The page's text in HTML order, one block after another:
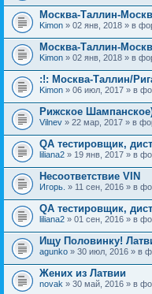
Москва-Таллин-
Kimon » 02 янв, 2018 » в
Москва-Таллин-
Kimon » 02 янв, 2018 » в
:!: Москва-Таллин/
Kimon » 06 июл, 2017 » в
Рижское
Vilnev » 22 мар, 2017 » в
QA тестировщик,
liliana2 » 19 янв, 2017 » в
Несоответствие VIN
Игорь. » 11 сен, 2016 » в
QA тестировщик,
liliana2 » 01 сен, 2016 » в
Ищу Половинку!
agunko » 30 июл, 2016 » в
Жених из Латвии
novak » 30 май, 2016 » в